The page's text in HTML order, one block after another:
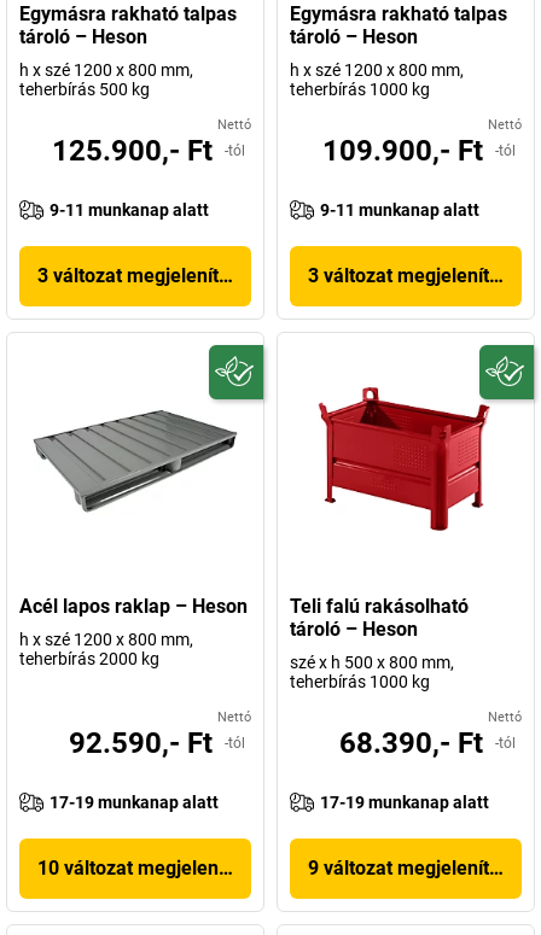
Egymásra rakható talpas
tároló – Heson
h x szé 1200 x 800 mm,
teherbírás 500 kg
Nettó
125.900,- Ft -tól
9-11 munkanap alatt
3 változat megjelenítése
Egymásra rakható talpas
tároló – Heson
h x szé 1200 x 800 mm,
teherbírás 1000 kg
Nettó
109.900,- Ft -tól
9-11 munkanap alatt
3 változat megjelenítése
Acél lapos raklap – Heson
h x szé 1200 x 800 mm,
teherbírás 2000 kg
Nettó
92.590,- Ft -tól
17-19 munkanap alatt
10 változat megjelenítése
Teli falú rakásolható
tároló – Heson
szé x h 500 x 800 mm,
teherbírás 1000 kg
Nettó
68.390,- Ft -tól
17-19 munkanap alatt
9 változat megjelenítése